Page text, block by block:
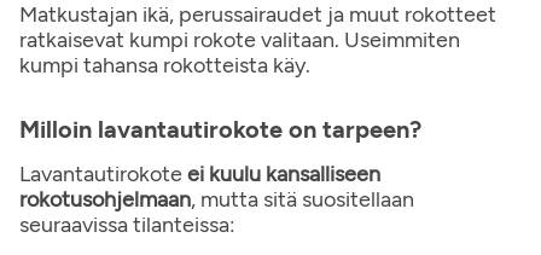
Matkustajan ikä, perussairaudet ja muut rokotteet
ratkaisevat kumpi rokote valitaan. Useimmiten
kumpi tahansa rokotteista käy.
Milloin lavantautirokote on tarpeen?
Lavantautirokoteei kuulu kansalliseen
rokotusohjelmaan, mutta sitä suositellaan
seuraavissa tilanteissa: